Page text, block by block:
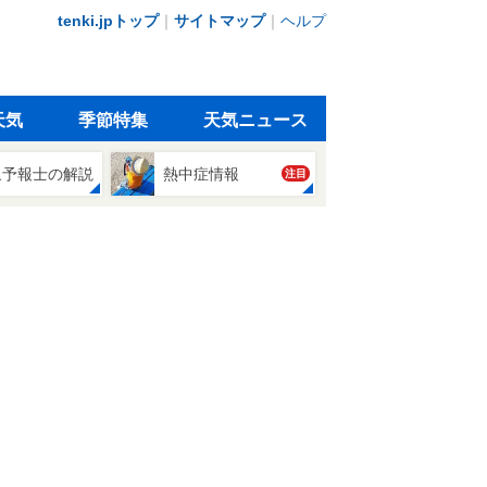
tenki.jpトップ｜ サイトマップ｜ ヘルプ
気 季節特集 天気ニュース
報士の解説 熱中症情報 注目